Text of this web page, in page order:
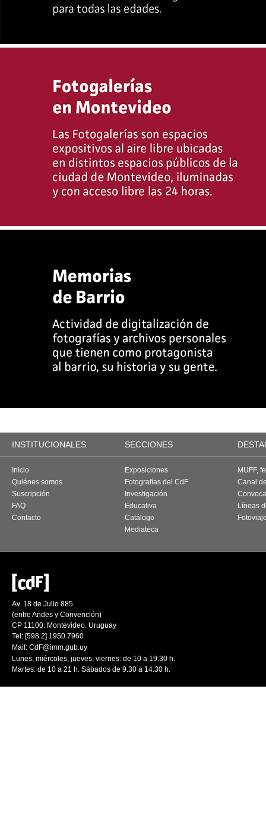
INSTITUCIONALES SECCIONES
Inicio
Quiénes somos
Suscripción
FAQ
Contacto
Exposiciones
Fotografías del CdF
Investigación
Educativa
Catálogo
Mediateca
MUFF,
Canal
Líneas
Av. 18 de Julio 885
(entre Andes y Convención)
CP 11100. Montevideo. Uruguay
Tel: [598 2] 1950 7960
Mail: CdF@imm.gub.uy
Lunes, miércoles, jueves, viernes: de 10 a 19.30 h.
Martes: de 10 a 21 h. Sábados de 9.30 a 14.30 h.